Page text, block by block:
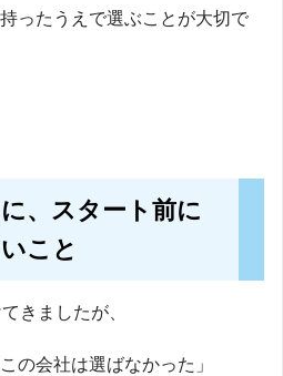
ったうえで選ぶことが大切で
、スタート前に
こと
きましたが、
の会社は選ばなかった」